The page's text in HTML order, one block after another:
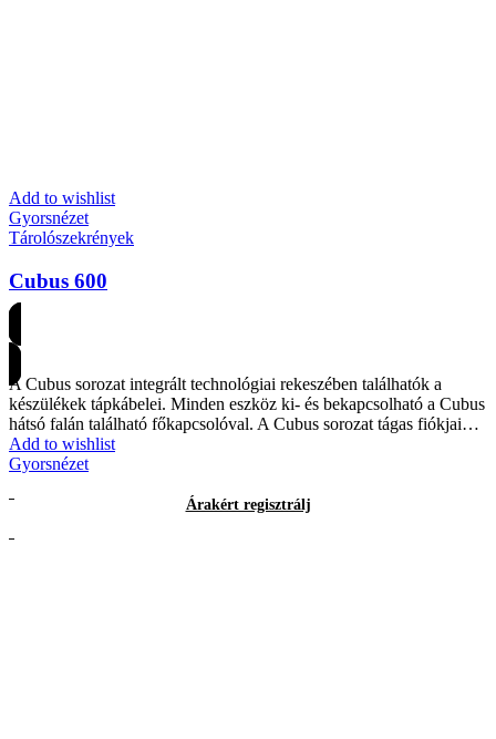
Add to wishlist
Gyorsnézet
Tárolószekrények
Cubus 600
A Cubus sorozat integrált technológiai rekeszében találhatók a
készülékek tápkábelei. Minden eszköz ki- és bekapcsolható a Cubus
hátsó falán található főkapcsolóval. A Cubus sorozat tágas fiókjai…
Add to wishlist
Gyorsnézet
Árakért regisztrálj